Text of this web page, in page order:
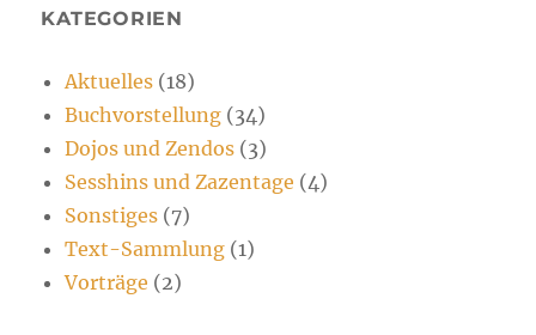
KATEGORIEN
Aktuelles (18)
Buchvorstellung (34)
Dojos und Zendos (3)
Sesshins und Zazentage (4)
Sonstiges (7)
Text-Sammlung (1)
Vorträge (2)